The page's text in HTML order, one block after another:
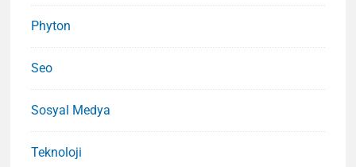
Phyton
Seo
Sosyal Medya
Teknoloji